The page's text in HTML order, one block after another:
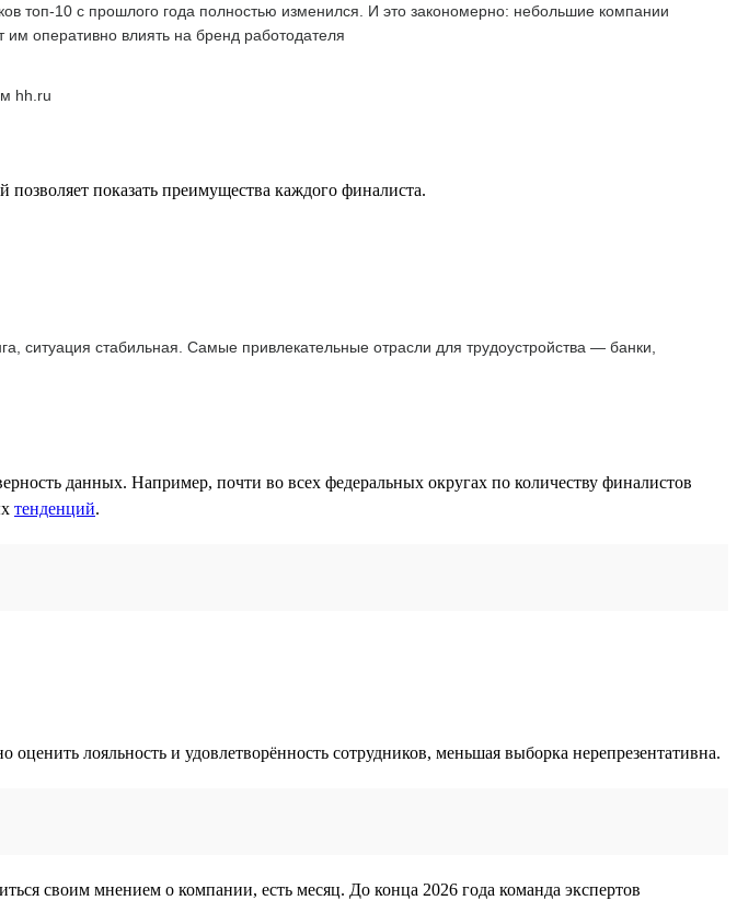
топ-10 с прошлого года полностью изменился. И это закономерно: небольшие компании
им оперативно влиять на бренд работодателя
hh.ru
позволяет показать преимущества каждого финалиста.
ситуация стабильная. Самые привлекательные отрасли для трудоустройства — банки,
данных. Например, почти во всех федеральных округах по количеству финалистов
тенденций.
лояльность и удовлетворённость сотрудников, меньшая выборка нерепрезентативна.
своим мнением о компании, есть месяц. До конца 2026 года команда экспертов